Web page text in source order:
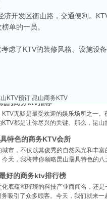
提供多种酒水和小吃，确保你和朋友
ktv娱乐会所推荐
富的美食、独特的文化和而闻名。如
大高端ktv排名
的商务ktv推荐
无疑是最受欢迎的娱乐场所之一
都是让你尽兴的关键。那么，昆
特色的商务KTV会所
市，不仅以其俊秀的自然风光和丰
天，我将带你领略昆山最具特色的
好的商务ktv排行榜
底蕴和璀璨的科技产业而闻名，还
吸引了众多顾客。今天，我们就来
济开发区衡山路，交通便利。
单的一员。
虑了KTV的装修风格、设施设
KTV预订 昆山商务KTV